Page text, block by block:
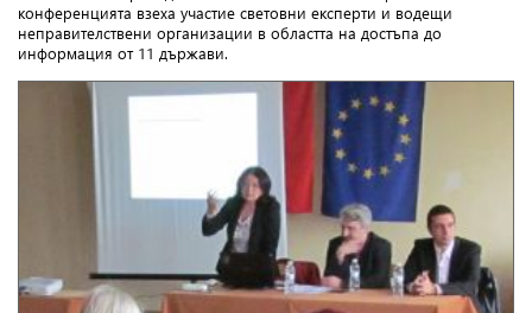
конференцията взеха участие световни експерти и водещи
неправителствени организации в областта на достъпа до
информация от 11 държави.